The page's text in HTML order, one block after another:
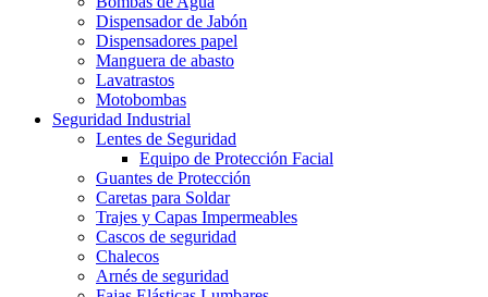
Dispensador de Jabón
Dispensadores papel
Manguera de abasto
Lavatrastos
Motobombas
Seguridad Industrial
Lentes de Seguridad
Equipo de Protección Facial
Guantes de Protección
Caretas para Soldar
Trajes y Capas Impermeables
Cascos de seguridad
Chalecos
Arnés de seguridad